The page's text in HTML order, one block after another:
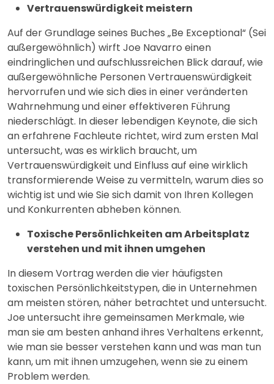
Vertrauenswürdigkeit meistern
Auf der Grundlage seines Buches „Be Exceptional“ (Sei
außergewöhnlich) wirft Joe Navarro einen
eindringlichen und aufschlussreichen Blick darauf, wie
außergewöhnliche Personen Vertrauenswürdigkeit
hervorrufen und wie sich dies in einer veränderten
Wahrnehmung und einer effektiveren Führung
niederschlägt. In dieser lebendigen Keynote, die sich
an erfahrene Fachleute richtet, wird zum ersten Mal
untersucht, was es wirklich braucht, um
Vertrauenswürdigkeit und Einfluss auf eine wirklich
transformierende Weise zu vermitteln, warum dies so
wichtig ist und wie Sie sich damit von Ihren Kollegen
und Konkurrenten abheben können.
Toxische Persönlichkeiten am Arbeitsplatz
verstehen und mit ihnen umgehen
In diesem Vortrag werden die vier häufigsten
toxischen Persönlichkeitstypen, die in Unternehmen
am meisten stören, näher betrachtet und untersucht.
Joe untersucht ihre gemeinsamen Merkmale, wie
man sie am besten anhand ihres Verhaltens erkennt,
wie man sie besser verstehen kann und was man tun
kann, um mit ihnen umzugehen, wenn sie zu einem
Problem werden.